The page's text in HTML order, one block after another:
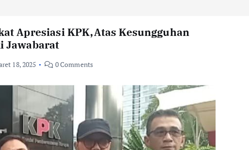
Apresiasi KPK,Atas Kesungguhan
Jawabarat
18, 2025 0 Comments